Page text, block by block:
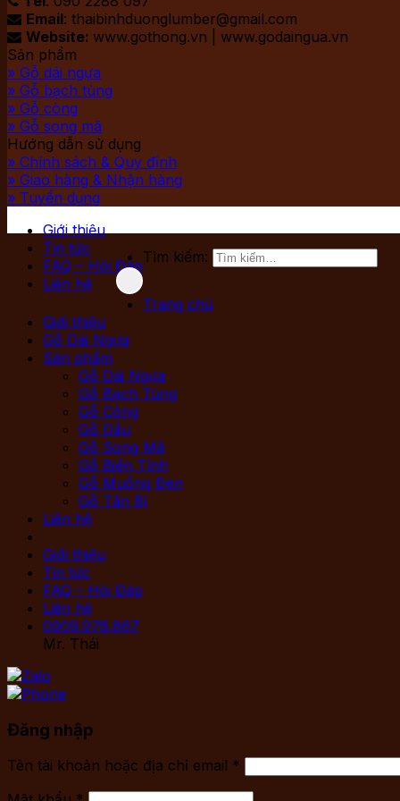
 Email: thaibinhduonglumber@gmail.com
 Website: www.gothong.vn | www.godaingua.vn
Sản phẩm
» Gỗ dái ngựa
» Gỗ bạch tùng
» Gỗ còng
» Gỗ song mã
Hướng dẫn sử dụng
» Chính sách & Quy định
» Giao hàng & Nhận hàng
» Tuyển dụng
Giới thiệu
Tin tức
FAQ – Hỏi Đáp
Liên hệ
Tìm kiếm:
Trang chủ
Giới thiệu
Gỗ Dái Ngựa
Sản phẩm
Gỗ Dái Ngựa
Gỗ Bạch Tùng
Gỗ Còng
Gỗ Dầu
Gỗ Song Mã
Gỗ Biến Tính
Gỗ Muồng Đen
Gỗ Tần Bì
Liên hệ
Giới thiệu
Tin tức
FAQ – Hỏi Đáp
Liên hệ
0909.978.867
Mr. Thái
Đăng nhập
Tên tài khoản hoặc địa chỉ email *